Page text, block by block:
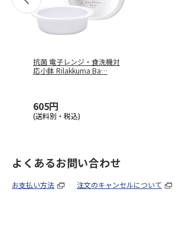
抗菌 電子レンジ・食洗機対
応小鉢 Rilakkuma Ba…
605円
(送料別・税込)
よくあるお問い合わせ
お支払い方法 注文のキャンセルについて